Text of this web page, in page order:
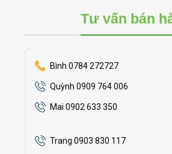
Tư vấn bán
Bình 0784 272727
Quỳnh 0909 764 006
Mai 0902 633 350
Trang 0903 830 117